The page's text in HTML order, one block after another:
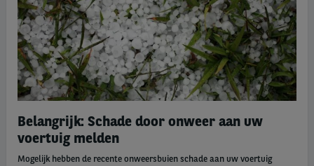
Belangrijk: Schade door onweer aan uw
voertuig melden
Mogelijk hebben de recente onweersbuien schade aan uw voertuig